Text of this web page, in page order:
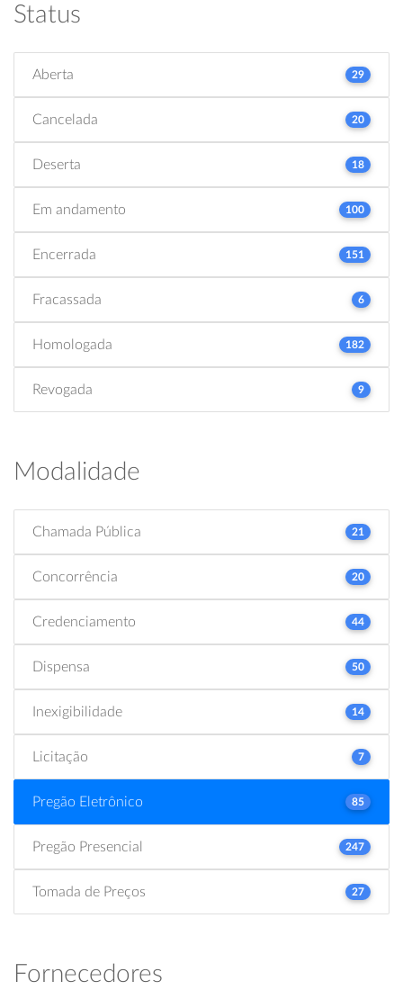
Status
Aberta 29
Cancelada 20
Deserta 18
Em andamento 100
Encerrada 151
Fracassada 6
Homologada 182
Revogada 9
Modalidade
Chamada Pública 21
Concorrência 20
Credenciamento 44
Dispensa 50
Inexigibilidade 14
Licitação 7
Pregão Eletrônico 85
Pregão Presencial 247
Tomada de Preços 27
Fornecedores